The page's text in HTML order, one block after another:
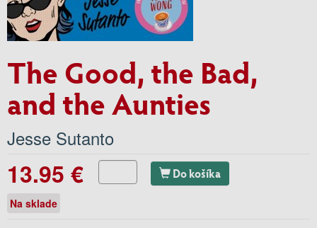
The Good, the Bad,
and the Aunties
Jesse Sutanto
13.95 € Do košíka
Na sklade